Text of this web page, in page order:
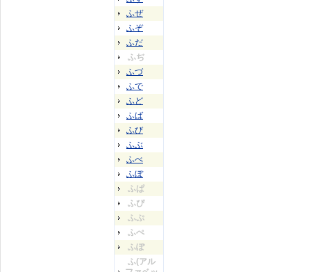
ふぜ
ふぞ
ふだ
ふぢ
ふづ
ふで
ふど
ふば
ふび
ふぶ
ふべ
ふぼ
ふぱ
ふぴ
ふぷ
ふぺ
ふぽ
ふ(アル